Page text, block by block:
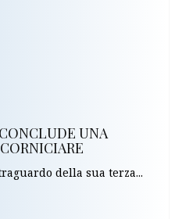
UNA
della sua terza...